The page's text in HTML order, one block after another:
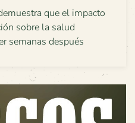
que el impacto
sobre la salud
semanas después